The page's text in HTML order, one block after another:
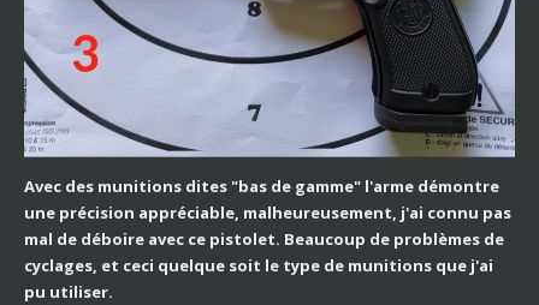
Avec des munitions dites "bas de gamme" l'arme démontre
une précision appréciable, malheureusement, j'ai connu pas
mal de déboire avec ce pistolet. Beaucoup de problèmes de
cyclages, et ceci quelque soit le type de munitions que j'ai
pu utiliser.